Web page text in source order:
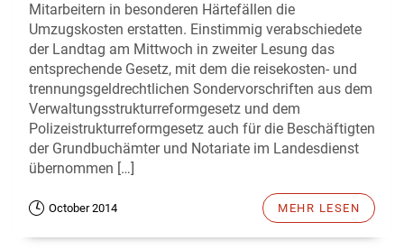
Mitarbeitern in besonderen Härtefällen die
Umzugskosten erstatten. Einstimmig verabschiedete
der Landtag am Mittwoch in zweiter Lesung das
entsprechende Gesetz, mit dem die reisekosten- und
trennungsgeldrechtlichen Sondervorschriften aus dem
Verwaltungsstrukturreformgesetz und dem
Polizeistrukturreformgesetz auch für die Beschäftigten
der Grundbuchämter und Notariate im Landesdienst
übernommen […]
October 2014 MEHR LESEN